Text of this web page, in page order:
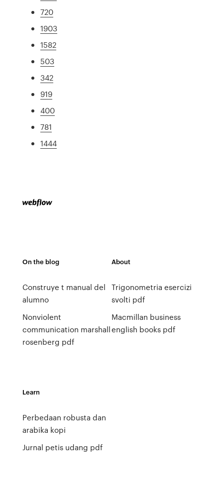
720
1903
1582
503
342
919
400
781
1444
On the blog
Construye t manual del
alumno
Nonviolent
communication marshall
rosenberg pdf
About
Trigonometria esercizi
svolti pdf
Macmillan business
english books pdf
Learn
Perbedaan robusta dan
arabika kopi
Jurnal petis udang pdf